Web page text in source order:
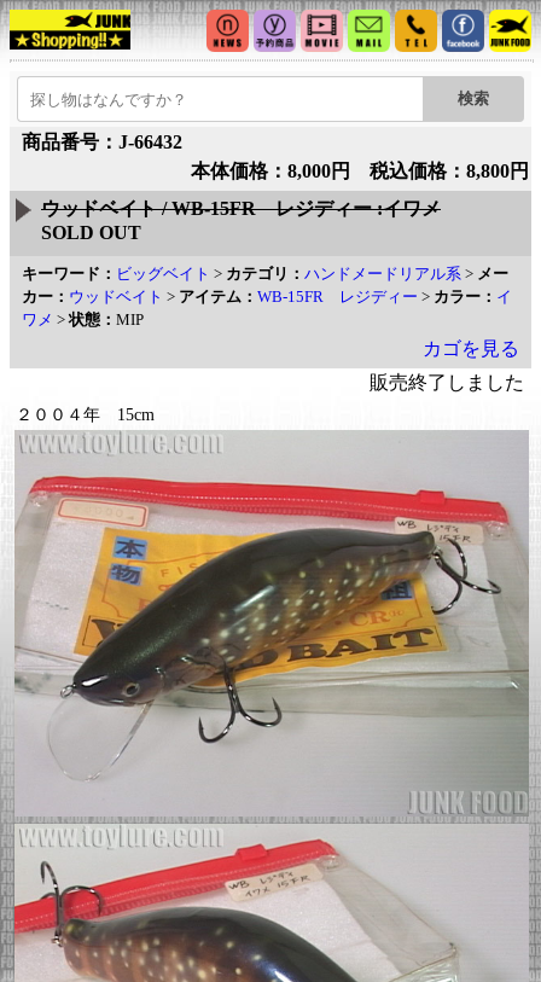
商品番号：J-66432
本体価格：8,000円 税込価格：8,800円
ウッドベイト / WB-15FR レジディー :イワメ
SOLD OUT
キーワード： ビッグベイト > カテゴリ： ハンドメードリアル系 > メー
カー： ウッドベイト > アイテム： WB-15FR レジディー > カラー： イ
ワメ >状態： MIP
カゴを見る
販売終了しました
２００４年 15cm